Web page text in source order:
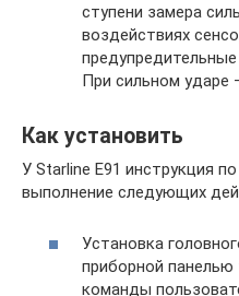
ступени замера
воздействиях
При сильном ударе
Как установить
У Starline E91 инструкция
выполнение следующих
Установка
приборной
команды